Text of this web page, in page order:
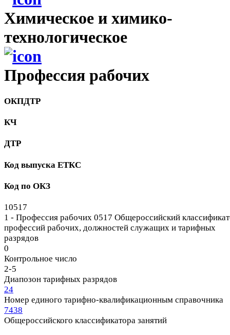
Химическое и химико-
технологическое
Профессия рабочих
ОКПДТР
КЧ
ДТР
Код выпуска ЕТКС
Код по ОКЗ
10517
1 - Профессия рабочих 0517 Общероссийский
профессий рабочих, должностей служащих и тарифных
разрядов
0
Контрольное число
2-5
Диапозон тарифных разрядов
24
Номер единого тарифно-квалификационным справочника
7438
Общероссийского классификатора занятий